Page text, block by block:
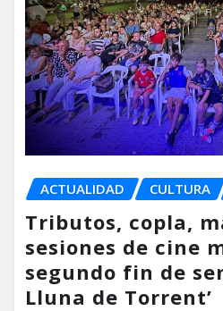
ACTUALIDAD CULTURA
Tributos, copla,
sesiones de cine
segundo fin de
Lluna de Torrent’